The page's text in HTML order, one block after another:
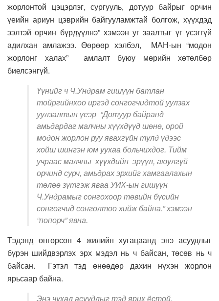
жорлонтой цэцэрлэг, сургууль, дотуур байрыг орчин
үеийн ариун цэврийн байгууламжтай болгож, хүүхдэд
ээлтэй орчин бүрдүүлнэ” хэмээн уг заалтыг үг үсэггүй
адилхан амлажээ. Өөрөөр хэлбэл, МАН-ын “модон
жорлонг халах” амлалт буюу мөрийн хөтөлбөр
биелсэнгүй.
Үүнийг ч Ч.Ундрам гишүүн батлан
тойргийнхоо иргэд сонгогчидтой уулзах
уулзалтын үеэр “Дотуур байранд
амьдардаг малчны хүүхдүүд шөнө, орой
модон жорлон руу явахгүйн тулд үдээс
хойш шингэн юм уухаа больчихдог. Тийм
учраас малчны хүүхдийн эрүүл, аюулгүй
орчинд сурч, амьдрах эрхийг хамгаалахын
төлөө зүтгэж яваа УИХ-ын гишүүн
Ч.Ундрамыг сонгохоор төвийн бүсийн
сонгогчид сонголтоо хийж байна.” хэмээн
“попорч” явна.
Тэдэнд өнгөрсөн 4 жилийн хугацаанд энэ асуудлыг
бүрэн шийдвэрлэх эрх мэдэл нь ч байсан, төсөв нь ч
байсан. Гэтэл тэд өнөөдөр дахин нүхэн жорлон
ярьсаар байна.
Энэ чухал асуудлыг тэд ярих ёстой.